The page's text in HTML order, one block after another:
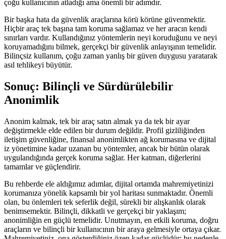
çoğu kullanıcının atladığı ama önemli bir adımdır.
Bir başka hata da güvenlik araçlarına körü körüne güvenmektir.
Hiçbir araç tek başına tam koruma sağlamaz ve her aracın kendi
sınırları vardır. Kullandığınız yöntemlerin neyi koruduğunu ve neyi
koruyamadığını bilmek, gerçekçi bir güvenlik anlayışının temelidir.
Bilinçsiz kullanım, çoğu zaman yanlış bir güven duygusu yaratarak
asıl tehlikeyi büyütür.
Sonuç: Bilinçli ve Sürdürülebilir
Anonimlik
Anonim kalmak, tek bir araç satın almak ya da tek bir ayar
değiştirmekle elde edilen bir durum değildir. Profil gizliliğinden
iletişim güvenliğine, finansal anonimlikten ağ korumasına ve dijital
iz yönetimine kadar uzanan bu yöntemler, ancak bir bütün olarak
uygulandığında gerçek koruma sağlar. Her katman, diğerlerini
tamamlar ve güçlendirir.
Bu rehberde ele aldığımız adımlar, dijital ortamda mahremiyetinizi
korumanıza yönelik kapsamlı bir yol haritası sunmaktadır. Önemli
olan, bu önlemleri tek seferlik değil, sürekli bir alışkanlık olarak
benimsemektir. Bilinçli, dikkatli ve gerçekçi bir yaklaşım;
anonimliğin en güçlü temelidir. Unutmayın, en etkili koruma, doğru
araçların ve bilinçli bir kullanıcının bir araya gelmesiyle ortaya çıkar.